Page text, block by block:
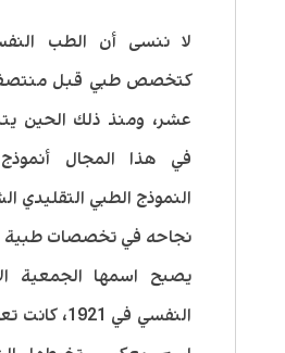
لا ننسى أن الطب
كتخصص طبي قبل منتصف
عشر، ومنذ ذلك الحين
في هذا المجال
النموذج الطبي التقليدي
نجاحه في تخصصات طبية
يصبح اسمها الجمعية
النفسي في